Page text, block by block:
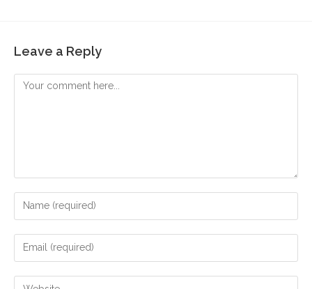
Leave a Reply